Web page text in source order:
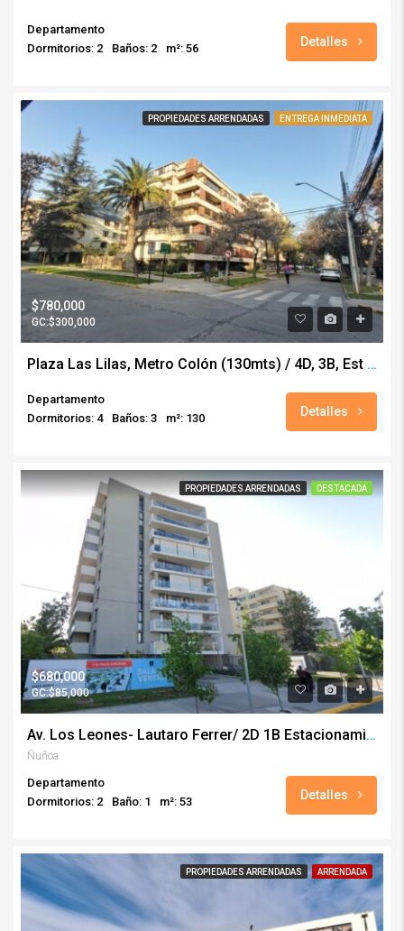
Departamento
Dormitorios: 2
Baños: 2 m²: 56 Detalles
PROPIEDADES ARRENDADAS ENTREGA INMEDIATA
$780,000
GC:$300,000
Plaza Las Lilas, Metro Colón (130mts) / 4D, 3B, Est y Bod
Departamento
Dormitorios: 4
Baños: 3 m²: 130 Detalles
PROPIEDADES ARRENDADAS DESTACADA
$680,000
GC:$85,000
Av. Los Leones- Lautaro Ferrer/ 2D 1B Estacionamiento
Ñuñoa
Departamento
Dormitorios: 2
Baño: 1 m²: 53 Detalles
PROPIEDADES ARRENDADAS ARRENDADA